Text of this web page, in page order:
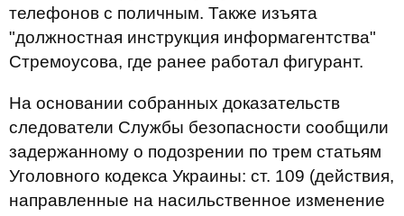
телефонов с поличным. Также изъята
"должностная инструкция информагентства"
Стремоусова, где ранее работал фигурант.
На основании собранных доказательств
следователи Службы безопасности сообщили
задержанному о подозрении по трем статьям
Уголовного кодекса Украины: ст. 109 (действия,
направленные на насильственное изменение